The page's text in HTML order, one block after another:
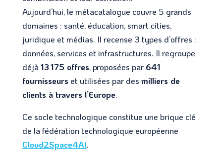
Aujourd’hui, le métacatalogue couvre 5 grands
domaines : santé, éducation, smart cities,
juridique et médias. Il recense 3 types d’offres :
données, services et infrastructures. Il regroupe
déjà13 175 offres, proposées par 641
fournisseurset utilisées par des milliers de
clients à travers l’Europe.
Ce socle technologique constitue une brique clé
de la fédération technologique européenne
Cloud2Space4AI.